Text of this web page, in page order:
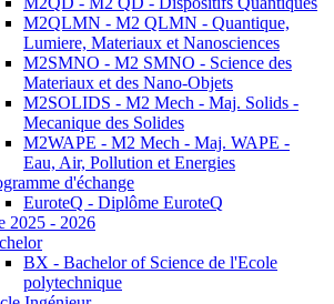
M2QLMN - M2 QLMN - Quantique,
Lumiere, Materiaux et Nanosciences
M2SMNO - M2 SMNO - Science des
Materiaux et des Nano-Objets
M2SOLIDS - M2 Mech - Maj. Solids -
Mecanique des Solides
M2WAPE - M2 Mech - Maj. WAPE -
Eau, Air, Pollution et Energies
d'échange
EuroteQ - Diplôme EuroteQ
2025 - 2026
BX - Bachelor of Science de l'Ecole
polytechnique